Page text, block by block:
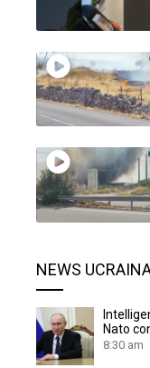
NEWS
Nato
8:30 am